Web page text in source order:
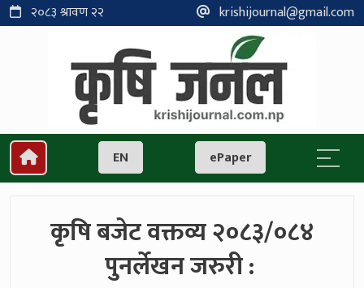
२०८३ श्रावण २२ krishijournal@gmail.com
EN ePaper
कृषि बजेट वक्तव्य २०८३/०८४
पुनर्लेखन जरुरी :